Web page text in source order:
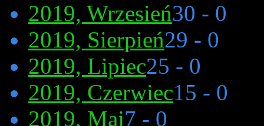
2019, Wrzesień30 - 0
2019, Sierpień29 - 0
2019, Lipiec25 - 0
2019, Czerwiec15 - 0
2019, Maj7 - 0